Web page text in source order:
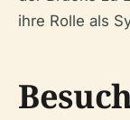
ihre Rolle als